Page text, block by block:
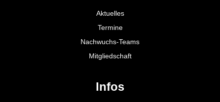
Aktuelles
Termine
Nachwuchs-Teams
Mitgliedschaft
Infos